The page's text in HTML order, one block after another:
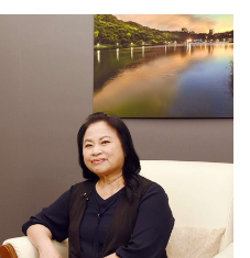
上的「透明人」。這些黑戶
發健保醫療、受教權及基本
收容這些孩子，即便面臨法
妤提到，關愛基金會積極與
，希望推動修法。她強調，
的身分而受罰。她主張政府
寶寶能合法加入健保、接受
…